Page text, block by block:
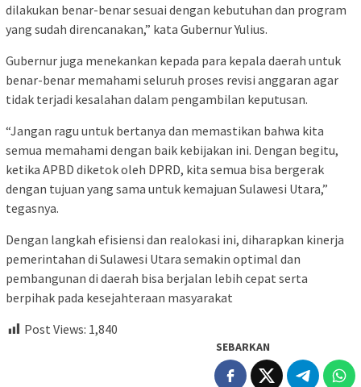
dilakukan benar-benar sesuai dengan kebutuhan dan program
yang sudah direncanakan,” kata Gubernur Yulius.
Gubernur juga menekankan kepada para kepala daerah untuk
benar-benar memahami seluruh proses revisi anggaran agar
tidak terjadi kesalahan dalam pengambilan keputusan.
“Jangan ragu untuk bertanya dan memastikan bahwa kita
semua memahami dengan baik kebijakan ini. Dengan begitu,
ketika APBD diketok oleh DPRD, kita semua bisa bergerak
dengan tujuan yang sama untuk kemajuan Sulawesi Utara,”
tegasnya.
Dengan langkah efisiensi dan realokasi ini, diharapkan kinerja
pemerintahan di Sulawesi Utara semakin optimal dan
pembangunan di daerah bisa berjalan lebih cepat serta
berpihak pada kesejahteraan masyarakat
Post Views: 1,840
SEBARKAN